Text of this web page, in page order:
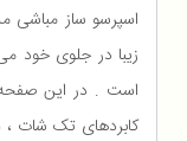
زیبا در جلوی خود
کابردهای تک شات